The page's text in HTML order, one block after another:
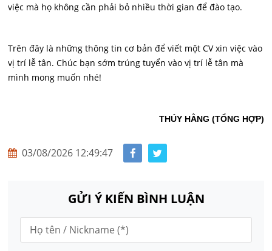
việc mà họ không cần phải bỏ nhiều thời gian để đào tạo.
Trên đây là những thông tin cơ bản để viết một CV xin việc vào
vị trí lễ tân. Chúc bạn sớm trúng tuyển vào vị trí lễ tân mà
mình mong muốn nhé!
THÚY HẰNG (TỔNG HỢP)
03/08/2026 12:49:47
GỬI Ý KIẾN BÌNH LUẬN